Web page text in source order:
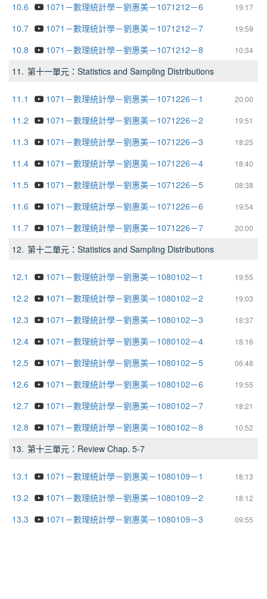
10.6
19:17
1071－數理統計學－劉惠美－1071212－6
10.7
19:59
1071－數理統計學－劉惠美－1071212－7
10.8
10:34
1071－數理統計學－劉惠美－1071212－8
11. 第十一單元：Statistics and Sampling Distributions
11.1 20:00
1071－數理統計學－劉惠美－1071226－1
11.2
19:51
1071－數理統計學－劉惠美－1071226－2
11.3
18:25
1071－數理統計學－劉惠美－1071226－3
11.4
18:40
1071－數理統計學－劉惠美－1071226－4
11.5
08:38
1071－數理統計學－劉惠美－1071226－5
11.6
19:54
1071－數理統計學－劉惠美－1071226－6
11.7
20:00
1071－數理統計學－劉惠美－1071226－7
12. 第十二單元：Statistics and Sampling Distributions
12.1 19:55
1071－數理統計學－劉惠美－1080102－1
12.2
19:03
1071－數理統計學－劉惠美－1080102－2
12.3
18:37
1071－數理統計學－劉惠美－1080102－3
12.4
18:16
1071－數理統計學－劉惠美－1080102－4
12.5
06:48
1071－數理統計學－劉惠美－1080102－5
12.6
19:55
1071－數理統計學－劉惠美－1080102－6
12.7
18:21
1071－數理統計學－劉惠美－1080102－7
12.8
10:52
1071－數理統計學－劉惠美－1080102－8
13. 第十三單元：Review Chap. 5-7
13.1 18:13
1071－數理統計學－劉惠美－1080109－1
13.2
18:12
1071－數理統計學－劉惠美－1080109－2
13.3
09:55
1071－數理統計學－劉惠美－1080109－3